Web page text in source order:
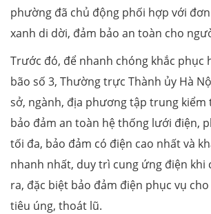
phường đã chủ động phối hợp với
xanh di dời, đảm bảo an toàn cho
Trước đó, để nhanh chóng khắc phục
bão số 3, Thường trực Thành ủy Hà
sở, ngành, địa phương tập trung kiểm
bảo đảm an toàn hệ thống lưới điện,
tối đa, bảo đảm có điện cao nhất và
nhanh nhất, duy trì cung ứng điện khi
ra, đặc biệt bảo đảm điện phục vụ
tiêu úng, thoát lũ.